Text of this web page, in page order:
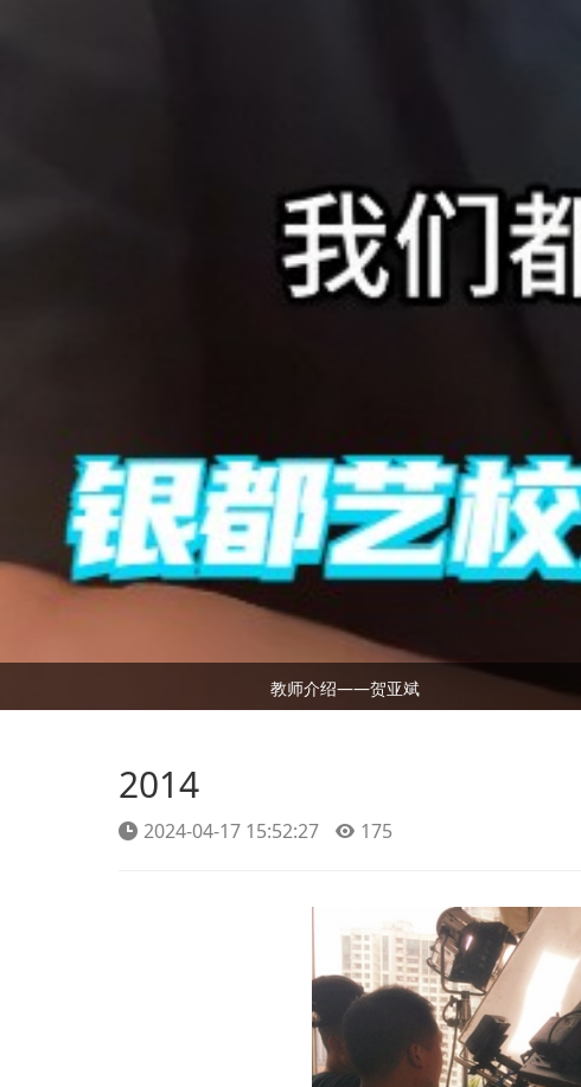
教师介绍——贺亚斌
2014
2024-04-17 15:52:27
175